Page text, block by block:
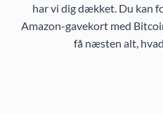
har vi dig dækket. Du kan
Amazon-gavekort med
få næsten alt,